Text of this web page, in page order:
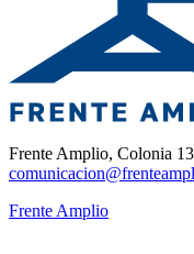
Frente Amplio, Colonia
Frente Amplio